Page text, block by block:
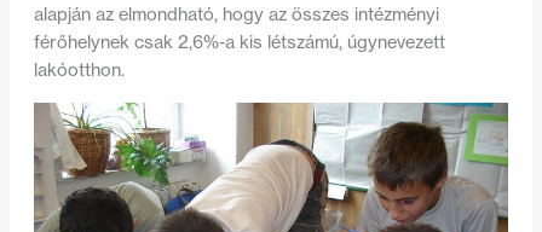
alapján az elmondható, hogy az összes intézményi
férőhelynek csak 2,6%-a kis létszámú, úgynevezett
lakóotthon.